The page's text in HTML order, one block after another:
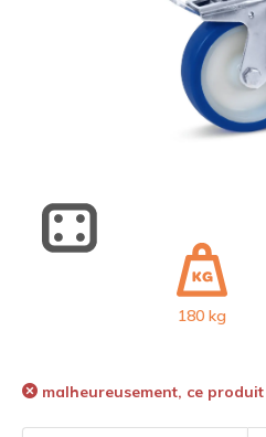
180 kg
malheureusement, ce